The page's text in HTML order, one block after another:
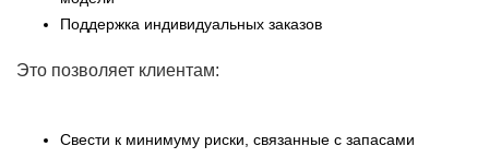
Поддержка индивидуальных заказов
Это позволяет клиентам:
Свести к минимуму риски, связанные с запасами